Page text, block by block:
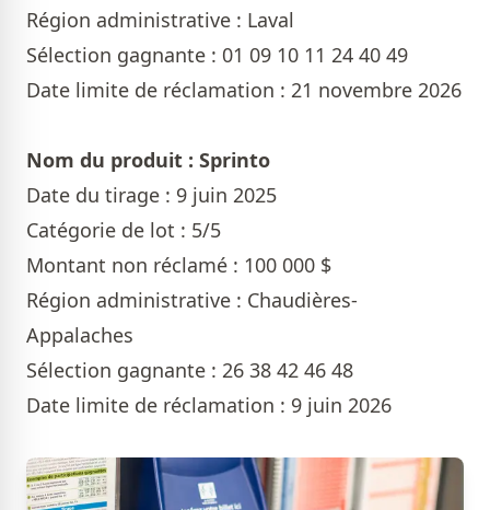
Région administrative : Laval
Sélection gagnante : 01 09 10 11 24 40 49
Date limite de réclamation : 21 novembre 2026
Nom du produit : Sprinto
Date du tirage : 9 juin 2025
Catégorie de lot : 5/5
Montant non réclamé : 100 000 $
Région administrative : Chaudières-
Appalaches
Sélection gagnante : 26 38 42 46 48
Date limite de réclamation : 9 juin 2026